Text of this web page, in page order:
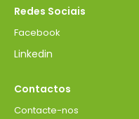
Redes Sociais
Facebook
Linkedin
Contactos
Contacte-nos